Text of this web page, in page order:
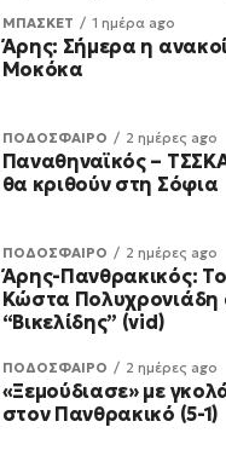
ΜΠΑΣΚΕΤ 1 ημέρα ago
Άρης: Σήμερα η
Μοκόκα
ΠΟΔΟΣΦΑΙΡΟ 2 ημέρες ago
Παναθηναϊκός –
θα κριθούν στη Σόφια
ΠΟΔΟΣΦΑΙΡΟ 2 ημέρες ago
Άρης-Πανθρακικός:
Κώστα Πολυχρονιάδη
“Βικελίδης” (vid)
ΠΟΔΟΣΦΑΙΡΟ 2 ημέρες ago
«Ξεμούδιασε» με
στον Πανθρακικό (5-1)